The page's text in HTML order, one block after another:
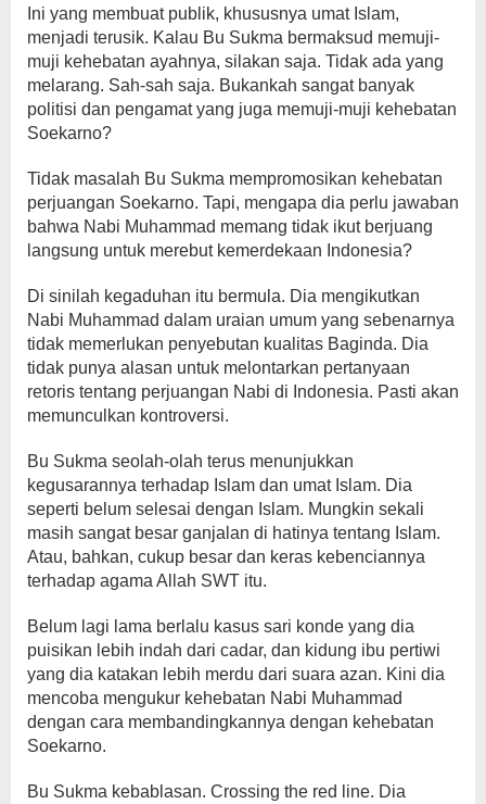
Ini yang membuat publik, khususnya umat Islam,
menjadi terusik. Kalau Bu Sukma bermaksud memuji-
muji kehebatan ayahnya, silakan saja. Tidak ada yang
melarang. Sah-sah saja. Bukankah sangat banyak
politisi dan pengamat yang juga memuji-muji kehebatan
Soekarno?
Tidak masalah Bu Sukma mempromosikan kehebatan
perjuangan Soekarno. Tapi, mengapa dia perlu jawaban
bahwa Nabi Muhammad memang tidak ikut berjuang
langsung untuk merebut kemerdekaan Indonesia?
Di sinilah kegaduhan itu bermula. Dia mengikutkan
Nabi Muhammad dalam uraian umum yang sebenarnya
tidak memerlukan penyebutan kualitas Baginda. Dia
tidak punya alasan untuk melontarkan pertanyaan
retoris tentang perjuangan Nabi di Indonesia. Pasti akan
memunculkan kontroversi.
Bu Sukma seolah-olah terus menunjukkan
kegusarannya terhadap Islam dan umat Islam. Dia
seperti belum selesai dengan Islam. Mungkin sekali
masih sangat besar ganjalan di hatinya tentang Islam.
Atau, bahkan, cukup besar dan keras kebenciannya
terhadap agama Allah SWT itu.
Belum lagi lama berlalu kasus sari konde yang dia
puisikan lebih indah dari cadar, dan kidung ibu pertiwi
yang dia katakan lebih merdu dari suara azan. Kini dia
mencoba mengukur kehebatan Nabi Muhammad
dengan cara membandingkannya dengan kehebatan
Soekarno.
Bu Sukma kebablasan. Crossing the red line. Dia